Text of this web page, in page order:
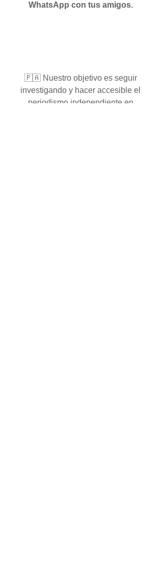
WhatsApp con tus amigos.
🇵🇦 Nuestro objetivo es seguir
investigando y hacer accesible el
periodismo independiente en